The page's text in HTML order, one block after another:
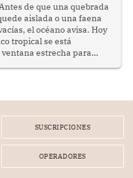
de que una quebrada
aislada o una faena
el océano avisa. Hoy
tropical se está
estrecha para
SUSCRIPCIONES
OPERADORES